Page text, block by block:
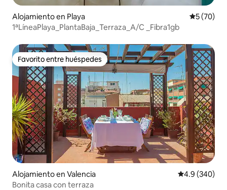
Alojamiento en Playa
5 (70)
1ªLíneaPlaya_PlantaBaja_Terraza_A/C _Fibra1gb
Favorito entre huéspedes
Favorito entre huéspedes
Alojamiento en Valencia Calificación
4.9 (340)
Bonita casa con terraza